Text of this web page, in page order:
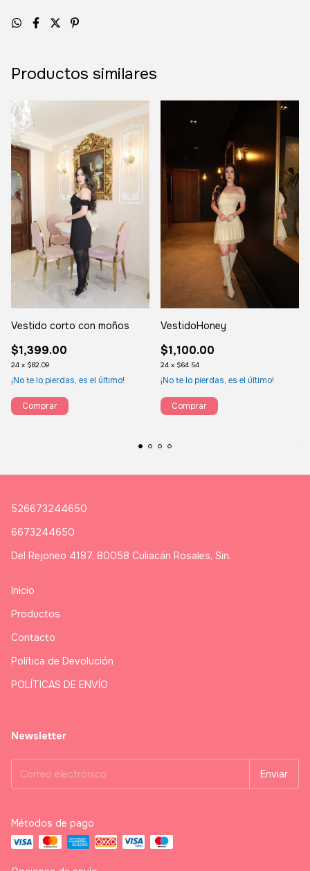
Productos similares
Vestido corto con moños
$1,399.00
24 x $82.09
¡No te lo pierdas, es el último!
Comprar
VestidoHoney
$1,100.00
24 x $64.54
¡No te lo pierdas, es el último!
Comprar
526673244650
6673244650
Del Rejoneo 4187, 80058 Culiacán Rosales, Sin.
Inicio
Productos
Contacto
Política de Devolución
POLÍTICAS DE ENVÍO
Newsletter
Métodos de pago